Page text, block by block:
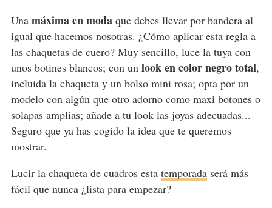
Una máxima en modaque debes llevar por bandera al
igual que hacemos nosotras. ¿Cómo aplicar esta regla a
las chaquetas de cuero? Muy sencillo, luce la tuya con
unos botines blancos; con un look en color negro total,
incluida la chaqueta y un bolso mini rosa; opta por un
modelo con algún que otro adorno como maxi botones o
solapas amplias; añade a tu look las joyas adecuadas...
Seguro que ya has cogido la idea que te queremos
mostrar.
Lucir la chaqueta de cuadros esta temporadaserá más
fácil que nunca ¿lista para empezar?